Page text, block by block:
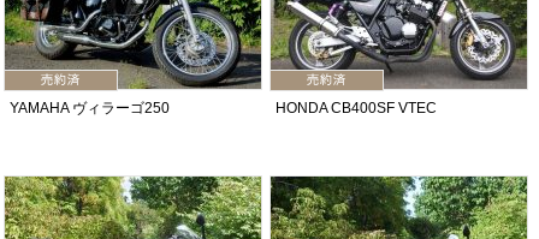
YAMAHA ヴィラーゴ250 HONDA CB400SF VTEC